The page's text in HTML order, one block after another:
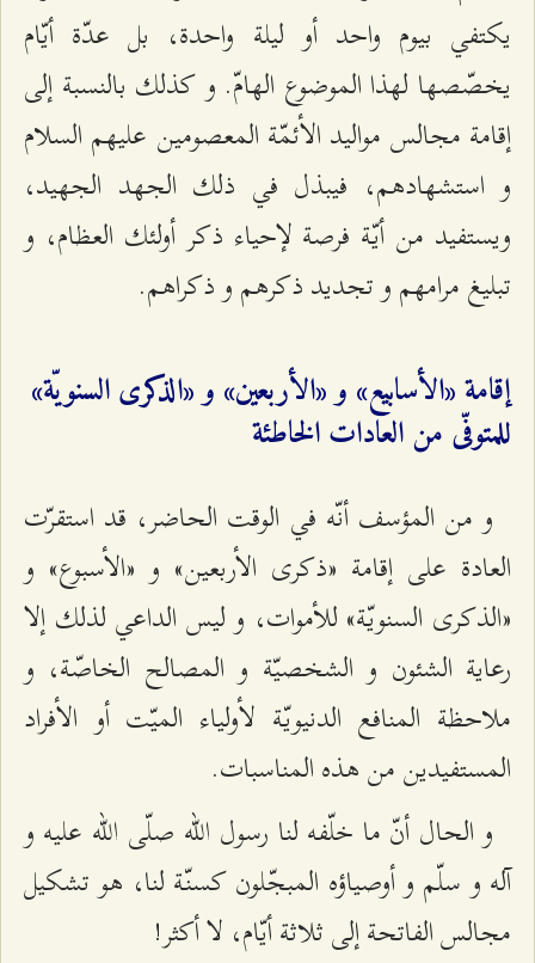
يكتفي بيوم واحد أو ليلة واحدة، بل عدّة أيّام
يخصّصها لهذا الموضوع الهامّ. و كذلك بالنسبة إلى
إقامة مجالس مواليد الأئمّة المعصومين عليهم السلام
و استشهادهم، فيبذل في ذلك الجهد الجهيد،
ويستفيد من أيّة فرصة لإحياء ذكر أولئك العظام، و
تبليغ مرامهم و تجديد ذكرهم و ذكراهم.
إقامة «الأسابيع» و «الأربعين» و «الذكرى السنويّة»
للمتوفّى من العادات الخاطئة
و من المؤسف أنّه في الوقت الحاضر، قد استقرّت
العادة على إقامة «ذكرى الأربعين» و «الأسبوع» و
«الذكرى السنويّة» للأموات، و ليس الداعي لذلك إلا
رعاية الشئون و الشخصيّة و المصالح الخاصّة، و
ملاحظة المنافع الدنيويّة لأولياء الميّت أو الأفراد
المستفيدين من هذه المناسبات.
و الحال أنّ ما خلّفه لنا رسول اللّه صلّى الله عليه و
آله و سلّم و أوصياؤه المبجّلون كسنّة لنا، هو تشكيل
مجالس الفاتحة إلى ثلاثة أيّام، لا أكثر!